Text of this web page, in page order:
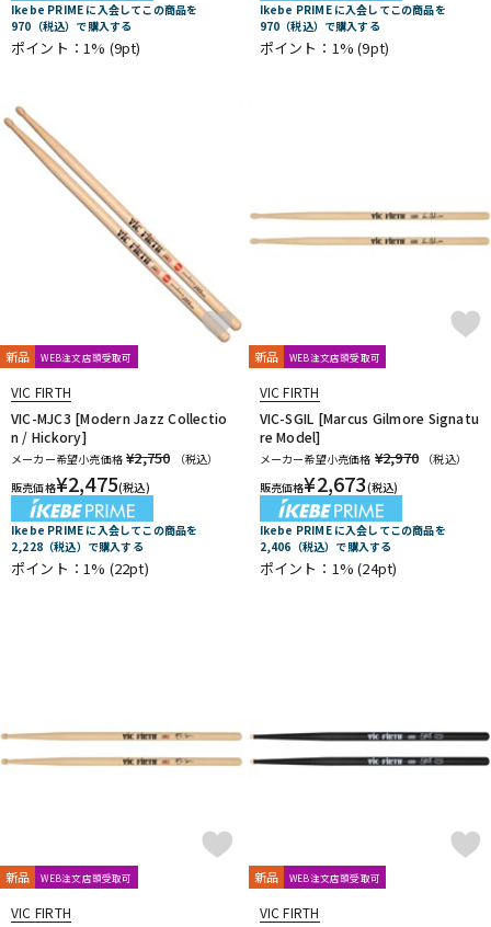
Ikebe PRIME に入会してこの商品を
970（税込）で購入する
ポイント：1% (9pt)
Ikebe PRIME に入会してこの商品を
970（税込）で購入する
ポイント：1%(9pt)
新品 WEB注文店頭受取可
VIC FIRTH
VIC-MJC3 [Modern Jazz Collectio
n / Hickory]
メーカー希望小売価格 ¥2,750
（税込）
販売価格¥2,475(税込)
Ikebe PRIME に入会してこの商品を
2,228（税込）で購入する
ポイント：1% (22pt)
新品 WEB注文店頭受取可
VIC FIRTH
VIC-SGIL [Marcus Gilmore Signatu
re Model]
メーカー希望小売価格 ¥2,970
（税込）
販売価格¥2,673(税込)
Ikebe PRIME に入会してこの商品を
2,406（税込）で購入する
ポイント：1%(24pt)
新品 WEB注文店頭受取可
VIC FIRTH
新品 WEB注文店頭受取可
VIC FIRTH